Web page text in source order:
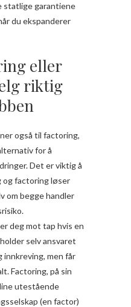
statlige garantiene
du ekspanderer
eller
riktig
også til factoring,
for å
Det er viktig å
factoring løser
om begge handler
deg mot tap hvis en
selv ansvaret
men får
Factoring, på sin
utestående
(en factor)